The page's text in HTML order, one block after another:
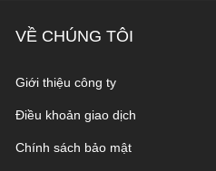
VỀ CHÚNG TÔI
Giới thiệu công ty
Điều khoản giao dịch
Chính sách bảo mật